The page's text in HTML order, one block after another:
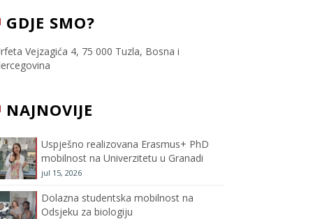
c
e
o
o
k
i
t
e
t
a
m
T
C
h
GDJE SMO?
Vejzagića 4, 75 000 Tuzla, Bosna i
NAJNOVIJE
Uspješno realizovana Erasmus+ PhD
mobilnost na Univerzitetu u Granadi
jul 15, 2026
Dolazna studentska mobilnost na
Odsjeku za biologiju